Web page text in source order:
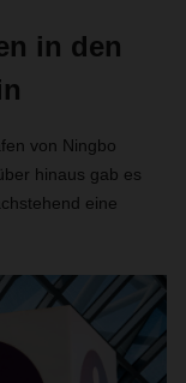
in den
von Ningbo
hinaus gab es
eine